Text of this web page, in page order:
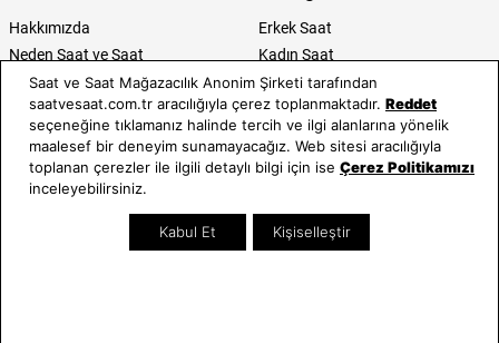
Hakkımızda
Neden Saat ve Saat
Mağazalar
Kurumsal Satış
Mağazada Teknik Servis
Yatırımcı İlişkileri
Erkek Saat
Kadın Saat
Tüm Ürünler
Takı & Aksesuar
Kampanyalar
İndirimliler
Hediye Kartı
Blog
Saat ve Saat Mağazacılık Anonim Şirketi tarafından
saatvesaat.com.tr aracılığıyla çerez toplanmaktadır. Reddet
seçeneğine tıklamanız halinde tercih ve ilgi alanlarına yönelik
maalesef bir deneyim sunamayacağız. Web sitesi aracılığıyla
toplanan çerezler ile ilgili detaylı bilgi için ise Çerez Politikamızı
inceleyebilirsiniz.
Kabul Et Kişiselleştir